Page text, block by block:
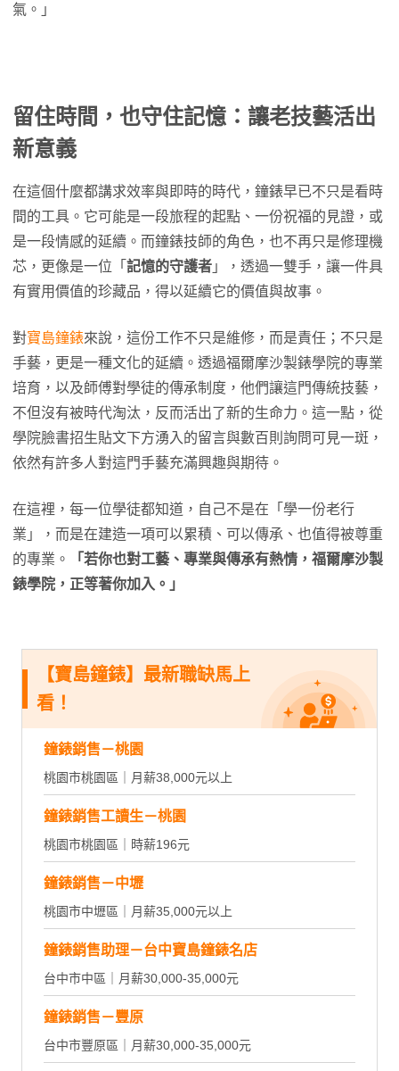
氣。」
留住時間，也守住記憶：讓老技藝活出
新意義
在這個什麼都講求效率與即時的時代，鐘錶早已不只是看時
間的工具。它可能是一段旅程的起點、一份祝福的見證，或
是一段情感的延續。而鐘錶技師的角色，也不再只是修理機
芯，更像是一位「 記憶的守護者 」，透過一雙手，讓一件具
有實用價值的珍藏品，得以延續它的價值與故事。
對寶島鐘錶來說，這份工作不只是維修，而是責任；不只是
手藝，更是一種文化的延續。透過福爾摩沙製錶學院的專業
培育，以及師傅對學徒的傳承制度，他們讓這門傳統技藝，
不但沒有被時代淘汰，反而活出了新的生命力。這一點，從
學院臉書招生貼文下方湧入的留言與數百則詢問可見一斑，
依然有許多人對這門手藝充滿興趣與期待。
在這裡，每一位學徒都知道，自己不是在「學一份老行
業」，而是在建造一項可以累積、可以傳承、也值得被尊重
的專業。
「若你也對工藝、專業與傳承有熱情，福爾摩沙製
錶學院，正等著你加入。」
【寶島鐘錶】最新職缺馬上
看！
鐘錶銷售－桃園
桃園市桃園區｜月薪38,000元以上
鐘錶銷售工讀生－桃園
桃園市桃園區｜時薪196元
鐘錶銷售－中壢
桃園市中壢區｜月薪35,000元以上
鐘錶銷售助理－台中寶島鐘錶名店
台中市中區｜月薪30,000-35,000元
鐘錶銷售－豐原
台中市豐原區｜月薪30,000-35,000元